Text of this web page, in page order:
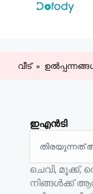
ഉള്ളടക്കത്തിലേക്ക്
വീട്
ഇഎൻടി
ചെവി, മൂക്ക്,
നിങ്ങൾക്ക്